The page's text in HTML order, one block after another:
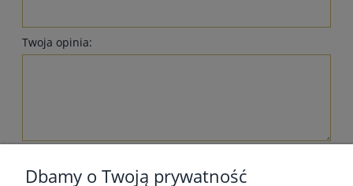
Twoja opinia:
Dbamy o Twoją prywatność